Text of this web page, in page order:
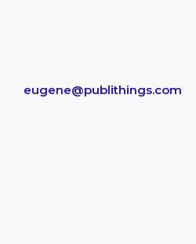
eugene@publithings.com